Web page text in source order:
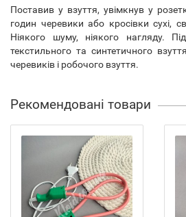
Поставив у взуття, увімкнув у
годин черевики або кросівки сухі,
Ніякого шуму, ніякого нагляду.
текстильного та синтетичного
черевиків і робочого взуття.
Рекомендовані товари